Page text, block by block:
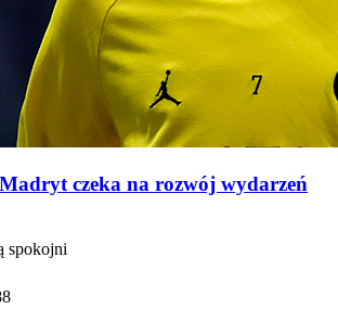
czeka na rozwój wydarzeń
spokojni